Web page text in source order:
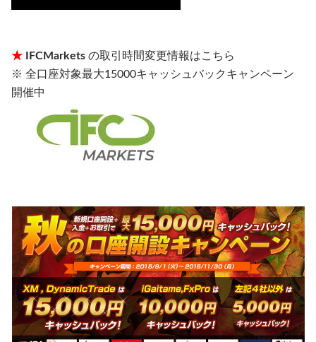
★ IFCMarkets の取引時間変更情報はこちら
※ 全口座対象最大15000キャッシュバックキャンペーン
開催中